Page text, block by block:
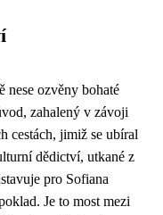
nese ozvěny bohaté
zahalený v závoji
cestách, jimiž se ubíral
dědictví, utkané z
pro Sofiana
Je to most mezi